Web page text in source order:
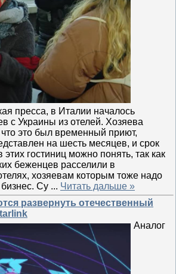
пресса, в Италии началось
с Украины из отелей. Хозяева
это был временный приют,
на шесть месяцев, и срок
гостиниц можно понять, так как
беженцев расселили в
хозяевам которым тоже надо
бизнес. Су ... Читать дальше »
развернуть отечественный
Аналог